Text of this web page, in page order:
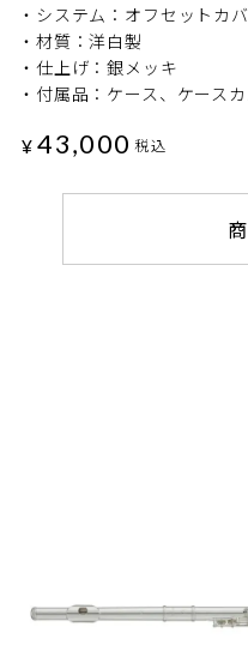
・システム：オフセットカ
・材質：洋白製
・仕上げ：銀メッキ
・付属品：ケース、ケース
¥ 43,000 税込